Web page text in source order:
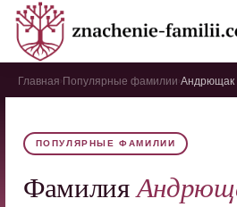
Главная Популярные фамилии Андрющак
ПОПУЛЯРНЫЕ ФАМИЛИИ
Фамилия